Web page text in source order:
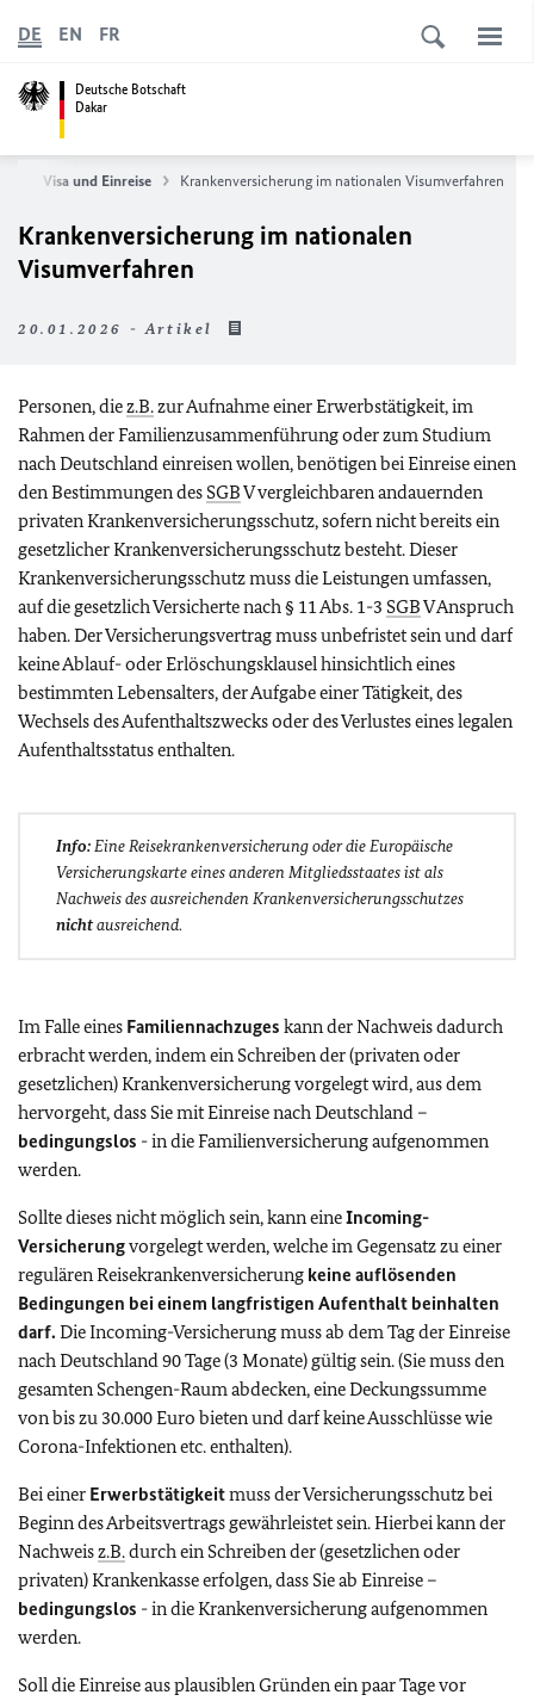
Deutsche Botschaft
Dakar
DE EN FR
Visa und Einreise Krankenversicherung im nationalen Visumverfahren
Krankenversicherung im nationalen
Visumverfahren
20.01.2026 - Artikel
Personen, diez.B.zur Aufnahme einer Erwerbstätigkeit, im
Rahmen der Familienzusammenführung oder zum Studium
nach Deutschland einreisen wollen, benötigen bei Einreise einen
den Bestimmungen des SGBV vergleichbaren andauernden
privaten Krankenversicherungsschutz, sofern nicht bereits ein
gesetzlicher Krankenversicherungsschutz besteht. Dieser
Krankenversicherungsschutz muss die Leistungen umfassen,
auf die gesetzlich Versicherte nach § 11 Abs. 1-3 SGBV Anspruch
haben. Der Versicherungsvertrag muss unbefristet sein und darf
keine Ablauf- oder Erlöschungsklausel hinsichtlich eines
bestimmten Lebensalters, der Aufgabe einer Tätigkeit, des
Wechsels des Aufenthaltszwecks oder des Verlustes eines legalen
Aufenthaltsstatus enthalten.
Info:Eine Reisekrankenversicherung oder die Europäische
Versicherungskarte eines anderen Mitgliedsstaates ist als
Nachweis des ausreichenden Krankenversicherungsschutzes
nichtausreichend.
Im Falle eines Familiennachzuges kann der Nachweis dadurch
erbracht werden, indem ein Schreiben der (privaten oder
gesetzlichen) Krankenversicherung vorgelegt wird, aus dem
hervorgeht, dass Sie mit Einreise nach Deutschland –
bedingungslos - in die Familienversicherung aufgenommen
werden.
Sollte dieses nicht möglich sein, kann eineIncoming-
Versicherungvorgelegt werden, welche im Gegensatz zu einer
regulären Reisekrankenversicherung keine auflösenden
Bedingungen bei einem langfristigen Aufenthalt beinhalten
darf. Die Incoming-Versicherung muss ab dem Tag der Einreise
nach Deutschland 90 Tage (3 Monate) gültig sein. (Sie muss den
gesamten Schengen-Raum abdecken, eine Deckungssumme
von bis zu 30.000 Euro bieten und darf keine Ausschlüsse wie
Corona-Infektionen etc. enthalten).
Bei einer Erwerbstätigkeitmuss der Versicherungsschutz bei
Beginn des Arbeitsvertrags gewährleistet sein. Hierbei kann der
Nachweisz.B.durch ein Schreiben der (gesetzlichen oder
privaten) Krankenkasse erfolgen, dass Sie ab Einreise –
bedingungslos - in die Krankenversicherung aufgenommen
werden.
Soll die Einreise aus plausiblen Gründen ein paar Tage vor